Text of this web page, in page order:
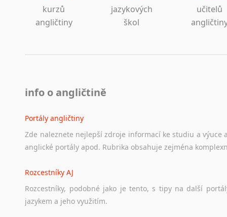
kurzů
angličtiny
jazykových
škol
učitelů
info o angličtině
Portály angličtiny
Zde naleznete nejlepší zdroje informací ke studiu a výuce
anglické portály apod. Rubrika obsahuje zejména
Rozcestníky AJ
Rozcestníky, podobné jako je tento, s tipy na další
jazykem a jeho využitím.